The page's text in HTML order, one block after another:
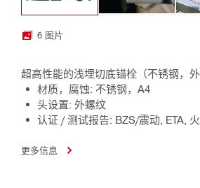
6 图片
超高性能的浅埋切底锚栓（不锈钢，外
材质，腐蚀: 不锈钢，A4
头设置: 外螺纹
认证 / 测试报告: BZS/震动, ETA, 火
更多信息